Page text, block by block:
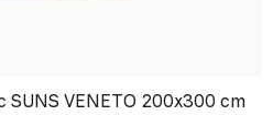
SUNS VENETO 200x300 cm